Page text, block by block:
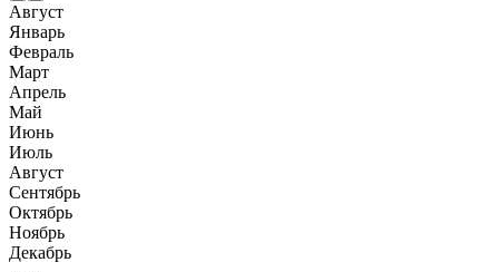
Август
Январь
Февраль
Март
Апрель
Май
Июнь
Июль
Август
Сентябрь
Октябрь
Ноябрь
Декабрь